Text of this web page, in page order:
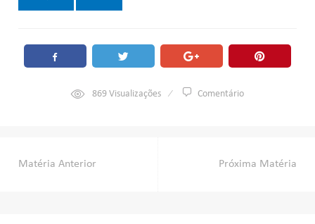
869Visualizações Comentário
Navegação
Matéria Anterior Próxima Matéria